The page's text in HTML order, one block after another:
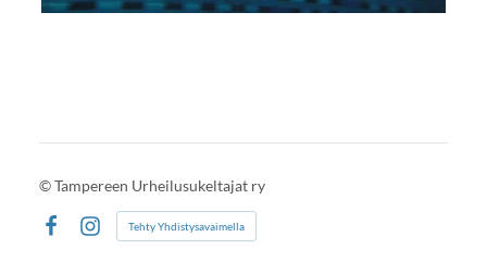
©Tampereen Urheilusukeltajat ry
Instagram
Tehty Yhdistysavaimella